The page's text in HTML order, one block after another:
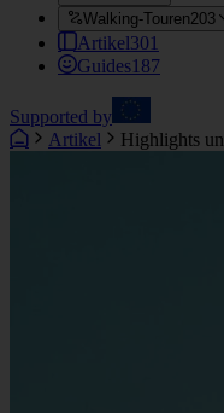
Walking-Touren203
Artikel301
Guides187
Supported by
Artikel
Highlights